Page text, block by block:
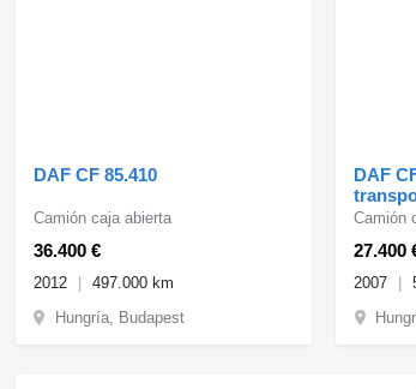
DAF CF 85.410
36.400 €
Camión caja abierta
2012
497.000 km
Hungría, Budapest
DAF
27.400
Camión
2007